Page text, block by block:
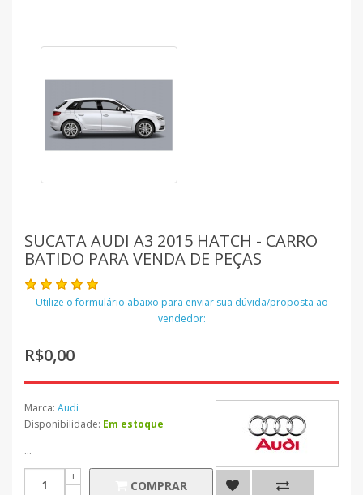
SUCATA AUDI A3 2015 HATCH - CARRO
BATIDO PARA VENDA DE PEÇAS
Utilize o formulário abaixo para enviar sua dúvida/proposta ao
vendedor:
R$0,00
Marca: Audi
Disponibilidade: Em estoque
...
COMPRAR